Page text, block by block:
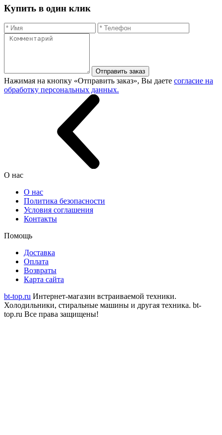
Купить в один клик
Отправить заказ
Нажимая на кнопку «Отправить заказ», Вы даете согласие на
обработку персональных данных.
О нас
О нас
Политика безопасности
Условия соглашения
Контакты
Помощь
Доставка
Оплата
Возвраты
Карта сайта
bt-top.ru Интернет-магазин встраиваемой техники.
Холодильники, стиральные машины и другая техника. bt-
top.ru Все права защищены!